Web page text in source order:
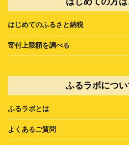
はじめてのふるさと納税
寄付上限額を調べる
ふるラボにつ
ふるラボとは
よくあるご質問